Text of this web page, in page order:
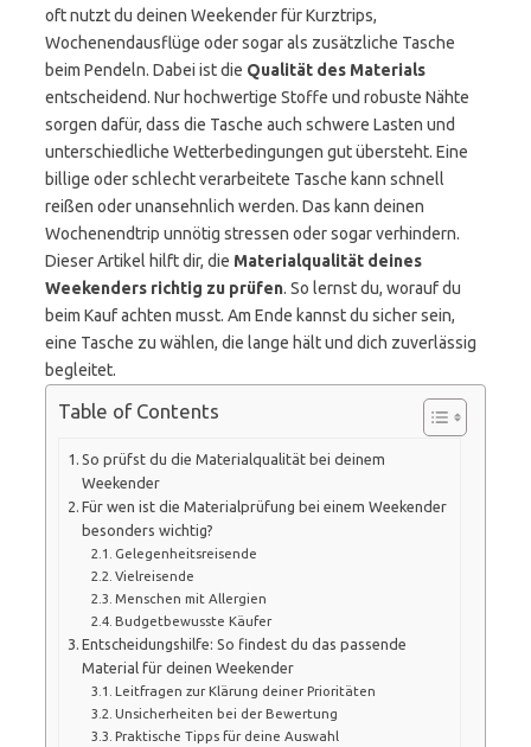
oft nutzt du deinen Weekender für Kurztrips,
Wochenendausflüge oder sogar als zusätzliche Tasche
beim Pendeln. Dabei ist die Qualität des Materials
entscheidend. Nur hochwertige Stoffe und robuste Nähte
sorgen dafür, dass die Tasche auch schwere Lasten und
unterschiedliche Wetterbedingungen gut übersteht. Eine
billige oder schlecht verarbeitete Tasche kann schnell
reißen oder unansehnlich werden. Das kann deinen
Wochenendtrip unnötig stressen oder sogar verhindern.
Dieser Artikel hilft dir, die Materialqualität deines
Weekenders richtig zu prüfen. So lernst du, worauf du
beim Kauf achten musst. Am Ende kannst du sicher sein,
eine Tasche zu wählen, die lange hält und dich zuverlässig
begleitet.
Table of Contents
So prüfst du die Materialqualität bei deinem
Weekender
Für wen ist die Materialprüfung bei einem Weekender
besonders wichtig?
Gelegenheitsreisende
Vielreisende
Menschen mit Allergien
Budgetbewusste Käufer
Entscheidungshilfe: So findest du das passende
Material für deinen Weekender
Leitfragen zur Klärung deiner Prioritäten
Unsicherheiten bei der Bewertung
Praktische Tipps für deine Auswahl